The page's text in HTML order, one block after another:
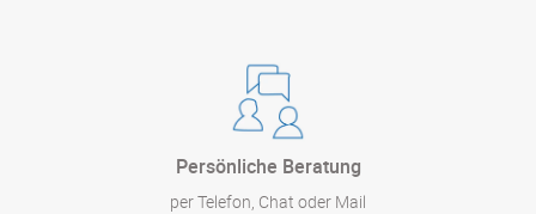
Persönliche Beratung
per Telefon, Chat oder Mail